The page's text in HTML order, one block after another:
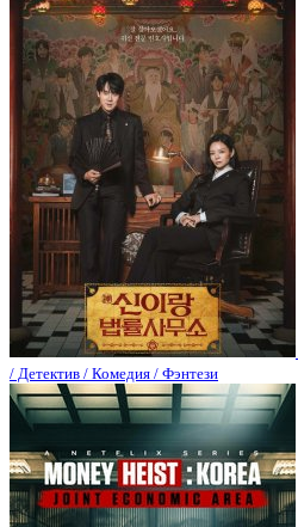
/ Детектив / Комедия / Фэнтези